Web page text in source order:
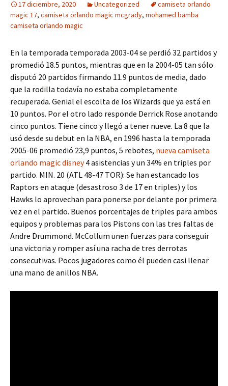
17 diciembre, 2020 Uncategorized
camiseta orlando
magic 17, camiseta orlando magic mcgrady, mohamed bamba
camiseta orlando magic
En la temporada temporada 2003-04 se perdió 32 partidos y
promedió 18.5 puntos, mientras que en la 2004-05 tan sólo
disputó 20 partidos firmando 11.9 puntos de media, dado
que la rodilla todavía no estaba completamente
recuperada. Genial el escolta de los Wizards que ya está en
10 puntos. Por el otro lado responde Derrick Rose anotando
cinco puntos. Tiene cinco y llegó a tener nueve. La 8 que la
usó desde su debut en la NBA, en 1996 hasta la temporada
2005-06 promedió 23,9 puntos, 5 rebotes, nueva camiseta
orlando magic disney4 asistencias y un 34% en triples por
partido. MIN. 20 (ATL 48-47 TOR): Se han estancado los
Raptors en ataque (desastroso 3 de 17 en triples) y los
Hawks lo aprovechan para ponerse por delante por primera
vez en el partido. Buenos porcentajes de triples para ambos
equipos y problemas para los Pistons con las tres faltas de
Andre Drummond. McCollum unen fuerzas para conseguir
una victoria y romper así una racha de tres derrotas
consecutivas. Pocos jugadores como él pueden casi llenar
una mano de anillos NBA.